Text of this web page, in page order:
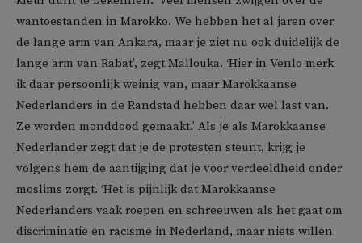
wantoestanden in Marokko. We hebben het al jaren over
de lange arm van Ankara, maar je ziet nu ook duidelijk de
lange arm van Rabat’, zegt Mallouka. ‘Hier in Venlo merk
ik daar persoonlijk weinig van, maar Marokkaanse
Nederlanders in de Randstad hebben daar wel last van.
Ze worden monddood gemaakt.’ Als je als Marokkaanse
Nederlander zegt dat je de protesten steunt, krijg je
volgens hem de aantijging dat je voor verdeeldheid onder
moslims zorgt. ‘Het is pijnlijk dat Marokkaanse
Nederlanders vaak roepen en schreeuwen als het gaat om
discriminatie en racisme in Nederland, maar niets willen